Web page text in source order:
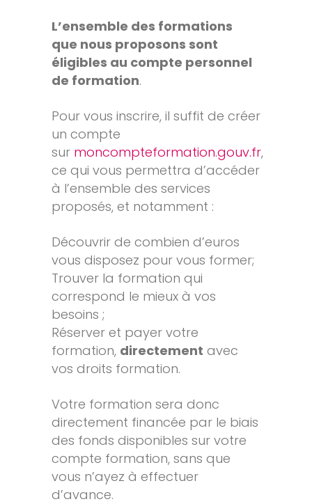
L’ensemble des formations
que nous proposons sont
éligibles au compte personnel
de formation.
Pour vous inscrire, il suffit de créer
un compte
sur moncompteformation.gouv.fr,
ce qui vous permettra d’accéder
à l’ensemble des services
proposés, et notamment :
Découvrir de combien d’euros
vous disposez pour vous former;
Trouver la formation qui
correspond le mieux à vos
besoins ;
Réserver et payer votre
formation, directement avec
vos droits formation.
Votre formation sera donc
directement financée par le biais
des fonds disponibles sur votre
compte formation, sans que
vous n’ayez à effectuer
d’avance.